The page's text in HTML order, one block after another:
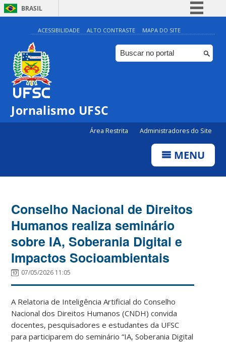
BRASIL
Simplifique!
Comunica BR
Participe
ACESSIBILIDADE ALTO CONTRASTE MAPA DO SITE
Jornalismo UFSC
Área Restrita Administradores do Site
MENU
Conselho Nacional de Direitos
Humanos realiza seminário
sobre IA, Soberania Digital e
Impactos Socioambientais
07/05/2026 11:05
A Relatoria de Inteligência Artificial do Conselho
Nacional dos Direitos Humanos (CNDH) convida
docentes, pesquisadores e estudantes da UFSC
para participarem do seminário “IA, Soberania Digital